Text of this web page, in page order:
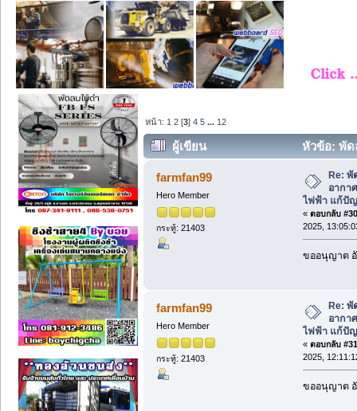
หน้า: 1 2 [3]4 5 ... 12
ผู้เขียน
หัวข้อ: พัด
ประหยัดไฟฟ้า แก้ปัญหาความร้อน (อ่าน
farmfan99
Hero Member
กระทู้: 21403
Re:
อากา
ไฟฟ้า แก้ปั
« ตอบกลับ
2025,
ขออนุญาต
farmfan99
Hero Member
กระทู้: 21403
Re:
อากา
ไฟฟ้า แก้ปั
« ตอบกลับ
2025,
ขออนุญาต